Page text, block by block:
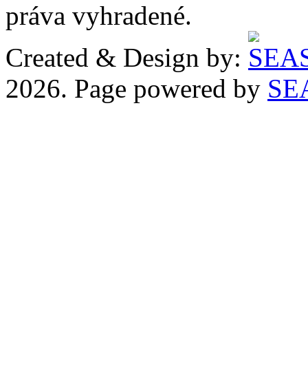
práva vyhradené.
Created & Design by:
2026. Page powered by